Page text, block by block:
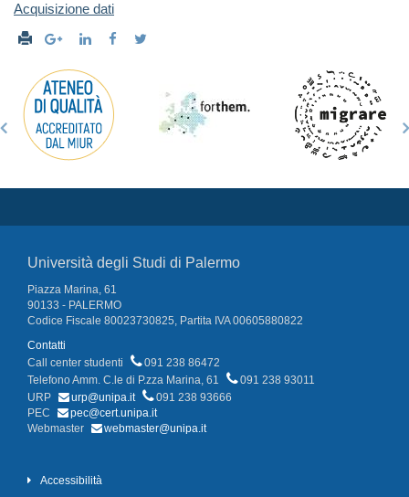
Acquisizione dati
Università degli Studi di Palermo
Piazza Marina, 61
90133 - PALERMO
Codice Fiscale 80023730825, Partita IVA 00605880822
Contatti
Call center studenti
091 238 86472
Telefono Amm. C.le di P.zza Marina, 61
091 238 93011
URP
urp@unipa.it
091 238 93666
PEC
pec@cert.unipa.it
Webmaster
webmaster@unipa.it
Accessibilità